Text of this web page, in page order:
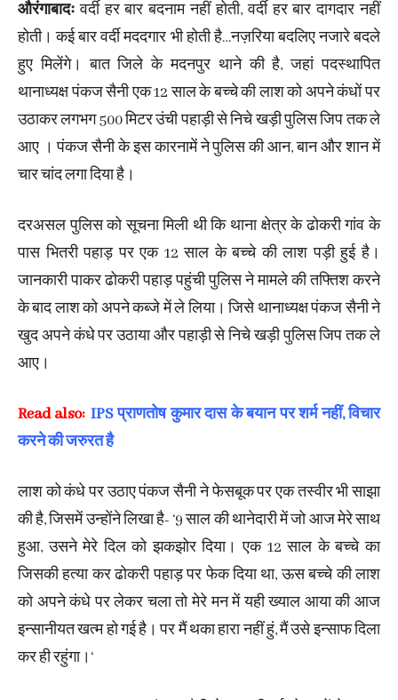
औरंगाबादः वर्दी हर बार बदनाम नहीं होती, वर्दी हर बार दागदार नहीं
होती। कई बार वर्दी मददगार भी होती है…नज़रिया बदलिए नजारे बदले
हुए मिलेंगे। बात जिले के मदनपुर थाने की है, जहां पदस्थापित
थानाध्यक्ष पंकज सैनी एक 12 साल के बच्चे की लाश को अपने कंधों पर
उठाकर लगभग 500 मिटर उंची पहाड़ी से निचे खड़ी पुलिस जिप तक ले
आए । पंकज सैनी के इस कारनामें ने पुलिस की आन, बान और शान में
चार चांद लगा दिया है।
दरअसल पुलिस को सूचना मिली थी कि थाना क्षेत्र के ढोकरी गांव के
पास भितरी पहाड़ पर एक 12 साल के बच्चे की लाश पड़ी हुई है।
जानकारी पाकर ढोकरी पहाड़ पहुंची पुलिस ने मामले की तफ्तिश करने
के बाद लाश को अपने कब्जे में ले लिया। जिसे थानाध्यक्ष पंकज सैनी ने
खुद अपने कंधे पर उठाया और पहाड़ी से निचे खड़ी पुलिस जिप तक ले
आए।
Read also: IPS प्राणतोष कुमार दास के बयान पर शर्म नहीं, विचार
करने की जरुरत है
लाश को कंधे पर उठाए पंकज सैनी ने फेसबूक पर एक तस्वीर भी साझा
की है, जिसमें उन्होंने लिखा है- ‘9 साल की थानेदारी में जो आज मेरे साथ
हुआ, उसने मेरे दिल को झकझोर दिया। एक 12 साल के बच्चे का
जिसकी हत्या कर ढोकरी पहाड़ पर फेक दिया था, ऊस बच्चे की लाश
को अपने कंधे पर लेकर चला तो मेरे मन में यही ख्याल आया की आज
इन्सानीयत खत्म हो गई है। पर मैं थका हारा नहीं हुं, मैं उसे इन्साफ दिला
कर ही रहुंगा।‘